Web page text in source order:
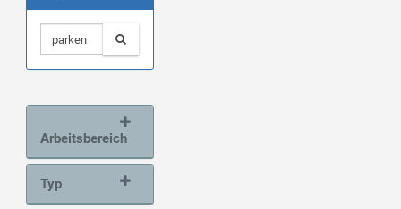
Arbeitsbereich
Typ